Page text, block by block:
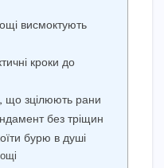
висмоктують
кроки до
що зцілюють рани
без тріщин
бурю в душі